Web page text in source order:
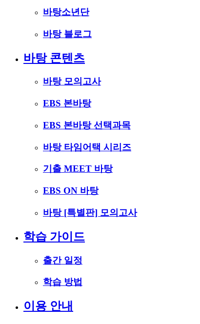
바탕소년단
바탕 블로그
바탕 콘텐츠
바탕 모의고사
EBS 본바탕
EBS 본바탕 선택과목
바탕 타임어택 시리즈
기출 MEET 바탕
EBS ON 바탕
바탕 [특별판] 모의고사
학습 가이드
출간 일정
학습 방법
이용 안내